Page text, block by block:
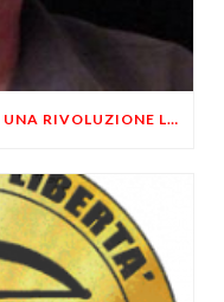
SECESSIONE, IL PRIMO PASSO DI UNA RIVOLUZIONE LIBERTARIA